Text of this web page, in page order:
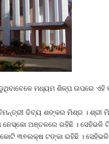
ମଧ୍ୟମ ଶିଳ୍ପ ଉପରେ ଏହି
ଦିବ୍ୟ ଶଙ୍କର ମିଶ୍ର । ଶ୍ରୀ
ନେସ୍କୋ ଅଞ୍ଚଳରେ ରହିଛି ।
୩୭ଲକ୍ଷ ଟଙ୍କା ରହିଛି ।